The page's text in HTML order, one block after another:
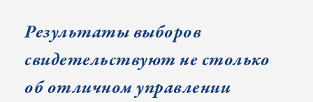
Результаты выборов
свидетельствуют не столько
об отличном управлении